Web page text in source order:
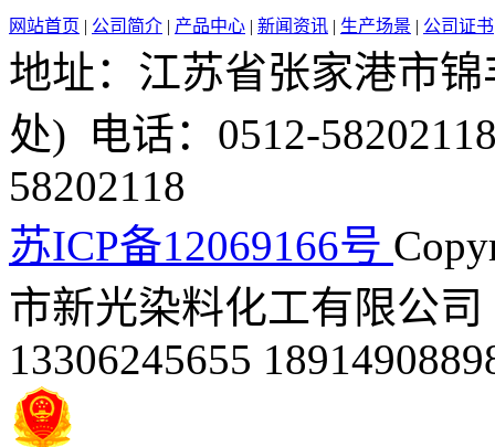
网站首页 | 公司简介 | 产品中心 | 新闻资讯 | 生产场景 | 公司证书
地址：江苏省张家港市
处) 电话：0512-
58202118
苏ICP备12069166号
市新光染料化工有限公
13306245655